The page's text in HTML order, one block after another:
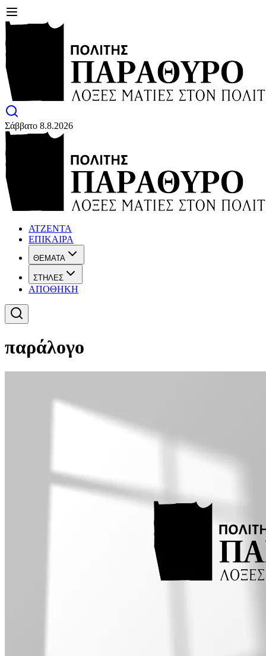
Σάββατο 8.8.2026
ΑΤΖΕΝΤΑ
ΕΠΙΚΑΙΡΑ
ΘΕΜΑΤΑ
ΣΤΗΛΕΣ
ΑΠΟΘΗΚΗ
παράλογο